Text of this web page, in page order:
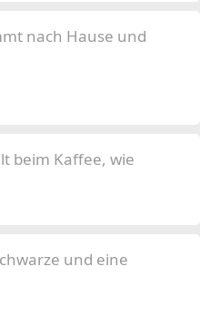
nach Hause und
beim Kaffee, wie
und eine